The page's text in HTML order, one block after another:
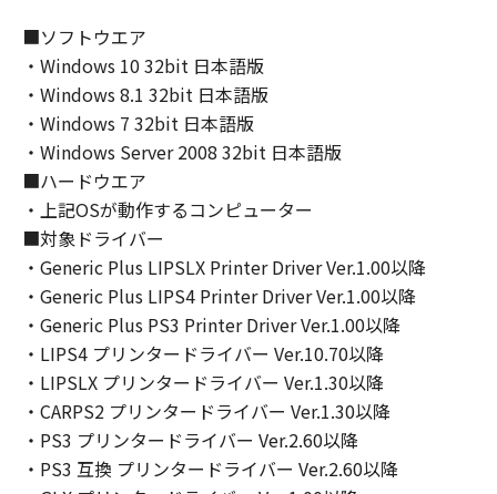
(2) お客様は、上記(1)に基づいて「本ソフトウ
ェア」を使用するためのバックアップとして、
「本ソフトウェア」を１部、複製することがで
きます。
(3) 上記(1)および(2)に定める場合を除き、キヤ
ノンまたはキヤノンのライセンサーのいかなる
知的財産権も、明示たると黙示たるとを問わ
ず、本契約書によってお客様に譲渡あるいは許
諾されるものではありません。
２．制限
(1) お客様は、再使用許諾、譲渡、販売、頒
布、リースもしくは貸与その他の方法により、
第三者に「本ソフトウェア」を使用させること
はできません。
(2) お客様は、「本ソフトウェア」の全部また
は一部を修正、改変、逆コンパイル、逆アセン
■ソフトウエア
・Windows 10 32bit 日本語版
・Windows 8.1 32bit 日本語版
・Windows 7 32bit 日本語版
・Windows Server 2008 32bit 日本語版
■ハードウエア
・上記OSが動作するコンピューター
■対象ドライバー
・Generic Plus LIPSLX Printer Driver Ver.1.00以降
・Generic Plus LIPS4 Printer Driver Ver.1.00以降
・Generic Plus PS3 Printer Driver Ver.1.00以降
・LIPS4 プリンタードライバー Ver.10.70以降
・LIPSLX プリンタードライバー Ver.1.30以降
・CARPS2 プリンタードライバー Ver.1.30以降
・PS3 プリンタードライバー Ver.2.60以降
・PS3 互換 プリンタードライバー Ver.2.60以降